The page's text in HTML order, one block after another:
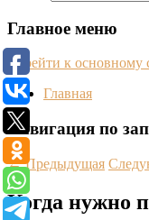
Главное меню
Перейти к
Главная
Навигация по
←Предыдущая
Когда нужно